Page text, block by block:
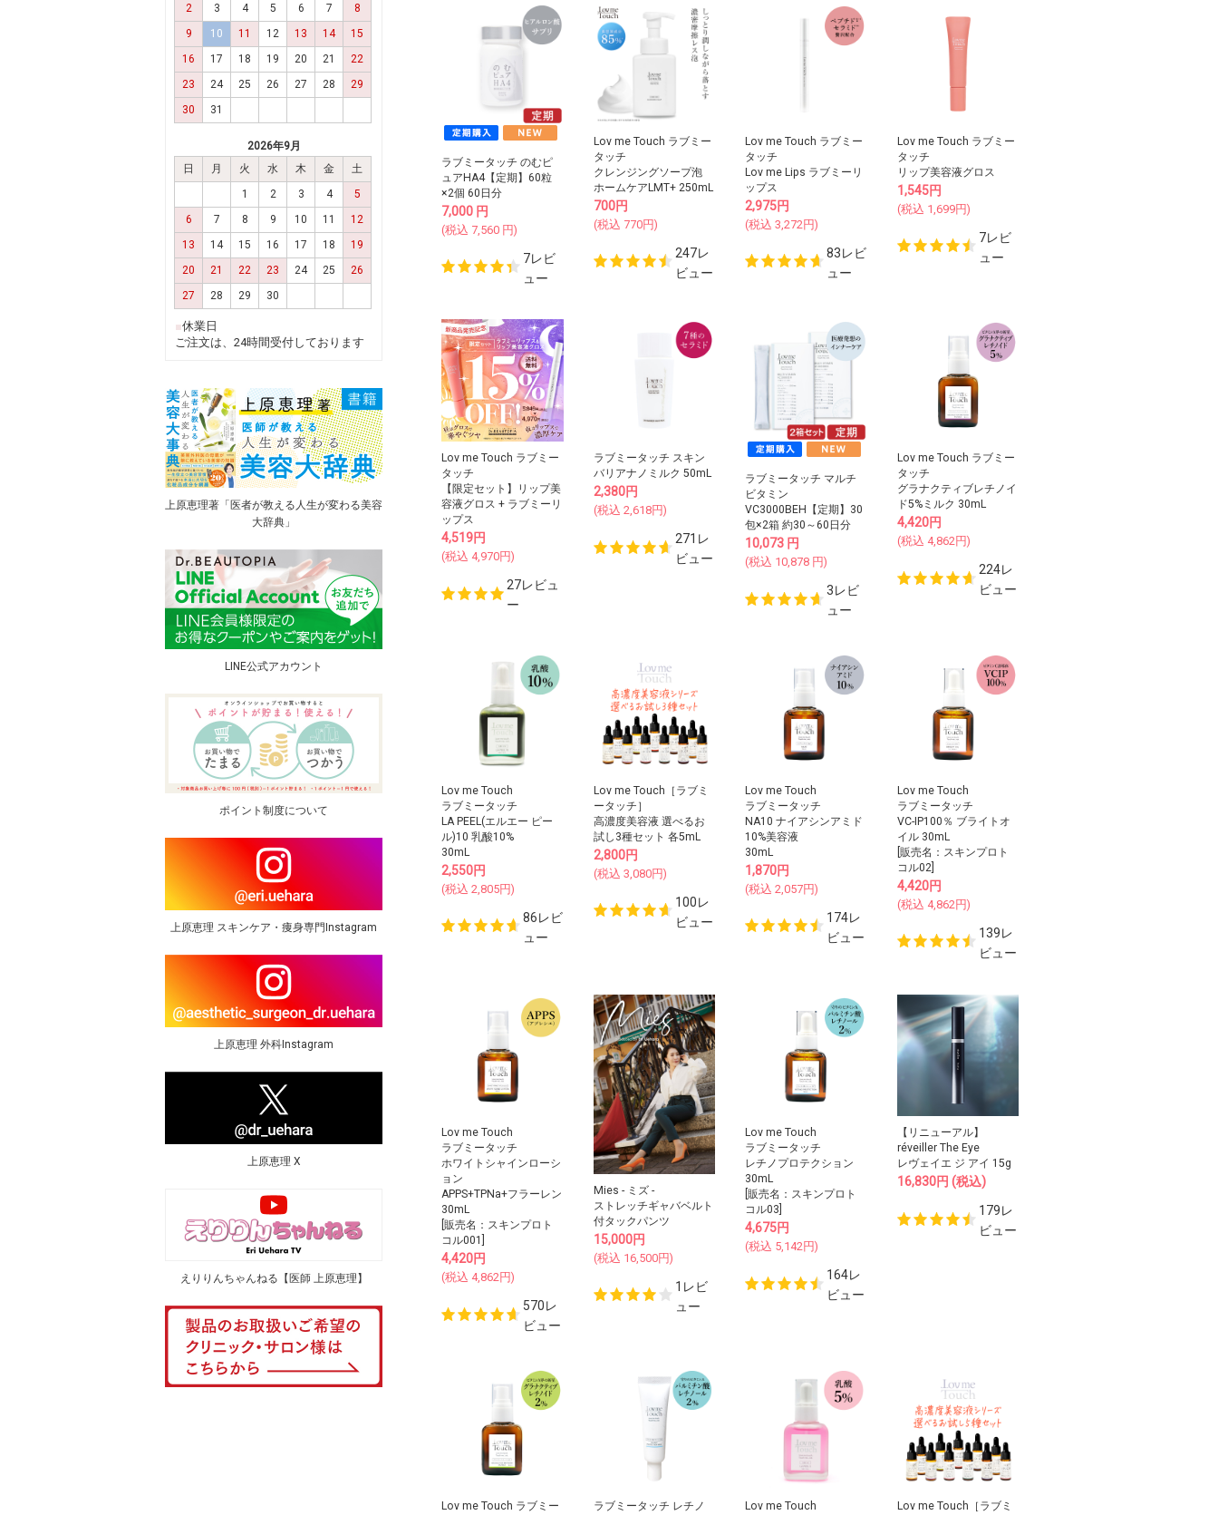
2
3 4 5 6 7
8
9
10 11 12 13 14
15
16
17 18 19 20 21
22
23
24 25 26 27 28
29
30
31
2026年9月
日
月 火 水 木 金
土
1
2 3 4
5
6
7 8 9 10 11
12
13
14 15 16 17 18
19
20
21 22 23 24 25
26
27
28 29 30
■休業日
ご注文は、24時間受付しております
上原恵理著「医者が教える人生が変わる美容
大辞典」
LINE公式アカウント
ポイント制度について
上原恵理 スキンケア・痩身専門Instagram
上原恵理 外科Instagram
上原恵理 X
えりりんちゃんねる【医師 上原恵理】
ラブミータッチ のむピ
ュアHA4【定期】60粒
×2個 60日分
7,000 円
(税込 7,560 円)
7レビ
ュー
Lov me Touch ラブミー
タッチ
クレンジングソープ泡
ホームケアLMT+ 250mL
700円
(税込 770円)
247レ
ビュー
Lov me Touch ラブミー
タッチ
Lov me Lips ラブミーリ
ップス
2,975円
(税込3,272円)
83レビ
ュー
Lov me Touch ラブミー
タッチ
リップ美容液グロス
1,545円
(税込 1,699円)
7レビ
ュー
Lov me Touch ラブミー
タッチ
【限定セット】リップ美
容液グロス + ラブミーリ
ップス
4,519円
(税込 4,970円)
27レビュ
ー
ラブミータッチ スキン
バリアナノミルク 50mL
2,380円
(税込 2,618円)
271レ
ビュー
ラブミータッチ マルチ
ビタミン
VC3000BEH【定期】30
包×2箱 約30～60日分
10,073 円
(税込 10,878 円)
3レビ
ュー
Lov me Touch ラブミー
タッチ
グラナクティブレチノイ
ド5%ミルク 30mL
4,420円
(税込 4,862円)
224レ
ビュー
Lov me Touch
ラブミータッチ
LA PEEL(エルエー ピー
ル)10 乳酸10%
30mL
2,550円
(税込2,805円)
86レビ
ュー
Lov me Touch［ラブミ
ータッチ］
高濃度美容液 選べるお
試し3種セット 各5mL
2,800円
(税込 3,080円)
100レ
ビュー
Lov me Touch
ラブミータッチ
NA10 ナイアシンアミド
10%美容液
30mL
1,870円
(税込2,057円)
174レ
ビュー
Lov me Touch
ラブミータッチ
VC-IP100％ ブライトオ
イル 30mL
[販売名：スキンプロト
コル02]
4,420円
(税込 4,862円)
139レ
ビュー
Lov me Touch
ラブミータッチ
ホワイトシャインローシ
ョン
APPS+TPNa+フラーレン
30mL
[販売名：スキンプロト
コル001]
4,420円
(税込 4,862円)
570レ
ビュー
Mies - ミズ -
ストレッチギャバベルト
付タックパンツ
15,000円
(税込 16,500円)
1レビ
ュー
Lov me Touch
ラブミータッチ
レチノプロテクション
30mL
[販売名：スキンプロト
コル03]
4,675円
(税込 5,142円)
164レ
ビュー
【リニューアル】
réveiller The Eye
レヴェイエ ジ アイ 15g
16,830円 (税込)
179レ
ビュー
Lov me Touch ラブミー
ラブミータッチ レチノ
Lov me Touch
Lov me Touch［ラブミ